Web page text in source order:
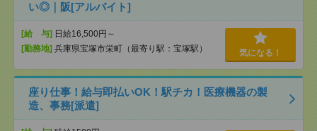
い◎｜阪[アルバイト]
[給 与] 日給16,500円～
[勤務地] 兵庫県宝塚市栄町（最寄り駅：宝塚駅） 気になる！
座り仕事！給与即払いOK！駅チカ！医療機器の製
造、事務[派遣]